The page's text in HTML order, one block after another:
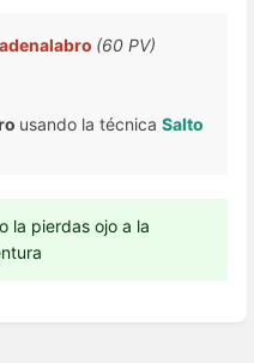
(60 PV)
usando la técnica Salto
la pierdas ojo a la